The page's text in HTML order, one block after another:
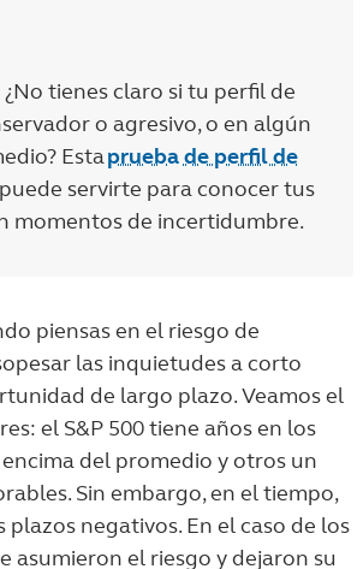
¿No tienes claro si tu perfil de
o agresivo, o en algún
Estaprueba de perfil de
puede servirte para conocer tus
momentos de incertidumbre.
piensas en el riesgo de
las inquietudes a corto
de largo plazo. Veamos el
el S&P 500 tiene años en los
del promedio y otros un
Sin embargo, en el tiempo,
plazos negativos. En el caso de los
asumieron el riesgo y dejaron su